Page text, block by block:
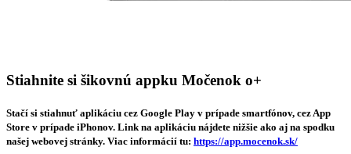
Stiahnite si šikovnú appku Močenok o+
Stačí si stiahnuť aplikáciu cez Google Play v prípade smartfónov, cez App
Store v prípade iPhonov. Link na aplikáciu nájdete nižšie ako aj na spodku
našej webovej stránky. Viac informácií tu: https://app.mocenok.sk/